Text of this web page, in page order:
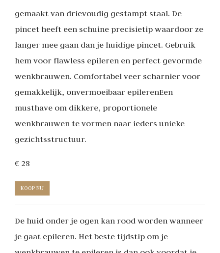
gemaakt van drievoudig gestampt staal. De
pincet heeft een schuine precisietip waardoor ze
langer mee gaan dan je huidige pincet. Gebruik
hem voor flawless epileren en perfect gevormde
wenkbrauwen. Comfortabel veer scharnier voor
gemakkelijk, onvermoeibaar epilerenEen
musthave om dikkere, proportionele
wenkbrauwen te vormen naar ieders unieke
gezichtsstructuur.
€ 28
KOOP NU
De huid onder je ogen kan rood worden wanneer
je gaat epileren. Het beste tijdstip om je